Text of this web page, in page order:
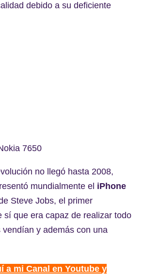
debido a su deficiente
7650
no llegó hasta 2008,
mundialmente el iPhone
Steve Jobs, el primer
sí que era capaz de realizar todo
vendían y además con una
a mi Canal en Youtube y